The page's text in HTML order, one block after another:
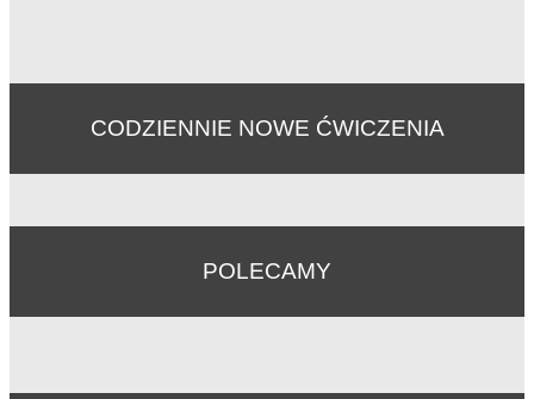
CODZIENNIE NOWE ĆWICZENIA
POLECAMY